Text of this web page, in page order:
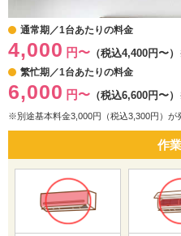
通常期／1台あたりの料金
4,000 円〜 （税込4,400円〜）
繁忙期／1台あたりの料金
6,000 円〜 （税込6,600円〜）
※別途基本料金3,000円（税込3,300円）が
作